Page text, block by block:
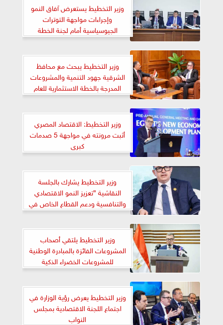
وزير التخطيط يستعرض آفاق النمو
وإجراءات مواجهة التوترات
الجيوسياسية أمام لجنة الخطة
والموازنة بمجلس النواب
وزير التخطيط يبحث مع محافظ
الشرقية جهود التنمية والمشروعات
المدرجة بالخطة الاستثمارية للعام
المالي ٢٠٢٧/٢٠٢٦
وزير التخطيط: الاقتصاد المصري
أثبت مرونته في مواجهة 5 صدمات
كبرى
وزير التخطيط يشارك بالجلسة
النقاشية ”تعزيز النمو الاقتصادي
والتنافسية ودعم القطاع الخاص في
العصر الرقمي”
وزير التخطيط يلتقي أصحاب
المشروعات الفائزة بالمبادرة الوطنية
للمشروعات الخضراء الذكية
وزير التخطيط يعرض رؤية الوزارة في
اجتماع اللجنة الاقتصادية بمجلس
النواب